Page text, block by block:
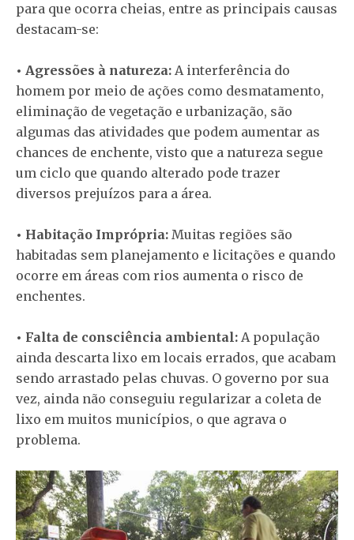
para que ocorra cheias, entre as principais causas
destacam-se:
• Agressões à natureza: A interferência do
homem por meio de ações como desmatamento,
eliminação de vegetação e urbanização, são
algumas das atividades que podem aumentar as
chances de enchente, visto que a natureza segue
um ciclo que quando alterado pode trazer
diversos prejuízos para a área.
• Habitação Imprópria: Muitas regiões são
habitadas sem planejamento e licitações e quando
ocorre em áreas com rios aumenta o risco de
enchentes.
• Falta de consciência ambiental: A população
ainda descarta lixo em locais errados, que acabam
sendo arrastado pelas chuvas. O governo por sua
vez, ainda não conseguiu regularizar a coleta de
lixo em muitos municípios, o que agrava o
problema.